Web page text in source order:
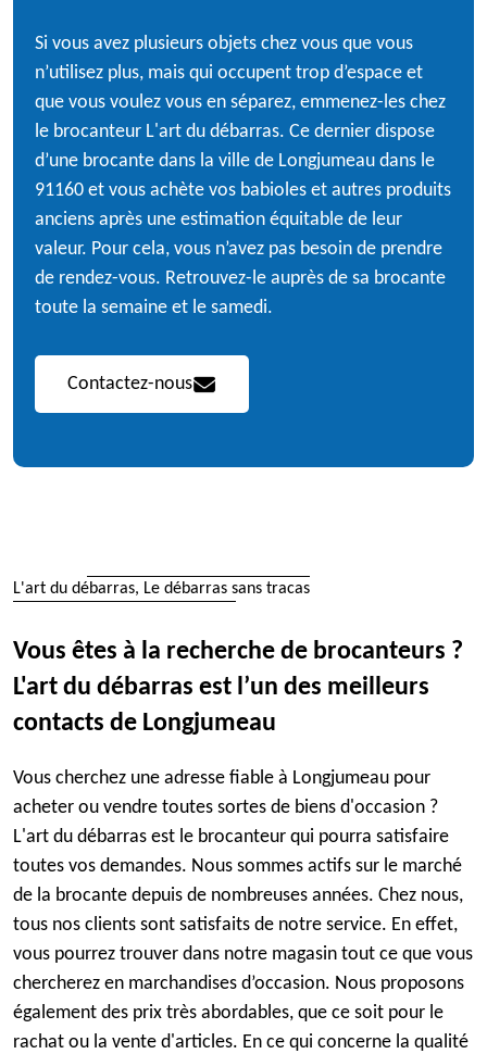
Si vous avez plusieurs objets chez vous que vous
n’utilisez plus, mais qui occupent trop d’espace et
que vous voulez vous en séparez, emmenez-les chez
le brocanteur L'art du débarras. Ce dernier dispose
d’une brocante dans la ville de Longjumeau dans le
91160 et vous achète vos babioles et autres produits
anciens après une estimation équitable de leur
valeur. Pour cela, vous n’avez pas besoin de prendre
de rendez-vous. Retrouvez-le auprès de sa brocante
toute la semaine et le samedi.
Contactez-nous
L'art du débarras, Le débarras sans tracas
Vous êtes à la recherche de brocanteurs ?
L'art du débarras est l’un des meilleurs
contacts de Longjumeau
Vous cherchez une adresse fiable à Longjumeau pour
acheter ou vendre toutes sortes de biens d'occasion ?
L'art du débarras est le brocanteur qui pourra satisfaire
toutes vos demandes. Nous sommes actifs sur le marché
de la brocante depuis de nombreuses années. Chez nous,
tous nos clients sont satisfaits de notre service. En effet,
vous pourrez trouver dans notre magasin tout ce que vous
chercherez en marchandises d’occasion. Nous proposons
également des prix très abordables, que ce soit pour le
rachat ou la vente d'articles. En ce qui concerne la qualité